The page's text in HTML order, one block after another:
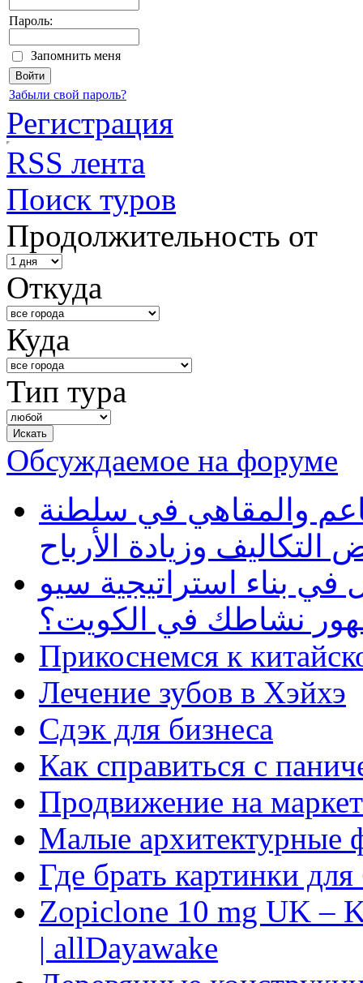
Пароль:
Запомнить меня
Забыли свой пароль?
Регистрация
RSS лента
Поиск туров
Продолжительность от
Откуда
Куда
Тип тура
Обсуждаемое на форуме
والمقاهي في سلطنة
وزيادة الأرباح
بناء استراتيجية سيو
نشاطك في الكويت؟
Прикоснемся к
Лечение зубов в Хэйхэ
Сдэк для бизнеса
Как справиться с
Продвижение на
Малые архитектурные
Где брать картинки
Zopiclone 10 mg UK –
| allDayawake